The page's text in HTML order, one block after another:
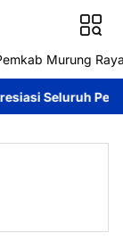
Murung
Sambangi